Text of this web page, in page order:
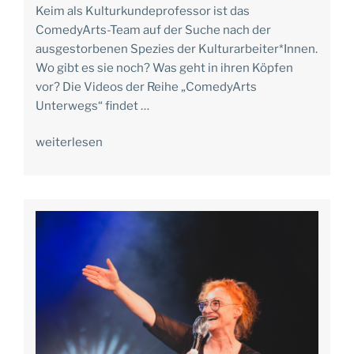
Keim als Kulturkundeprofessor ist das
ComedyArts-Team auf der Suche nach der
ausgestorbenen Spezies der Kulturarbeiter*Innen.
Wo gibt es sie noch? Was geht in ihren Köpfen
vor? Die Videos der Reihe „ComedyArts
Unterwegs“ findet …
weiterlesen